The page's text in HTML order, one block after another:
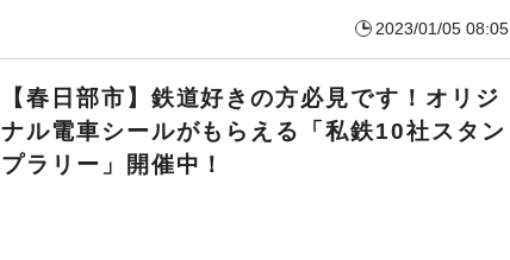
2023/01/05 08:05
【春日部市】鉄道好きの方必見です！オリジ
ナル電車シールがもらえる「私鉄10社スタン
プラリー」開催中！